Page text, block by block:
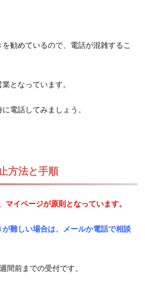
勧めているので、電話が混雑するこ
となっています。
電話してみましょう。
方法と手順
イページが原則となっています。
難しい場合は、メールか電話で相談
間前までの受付です。